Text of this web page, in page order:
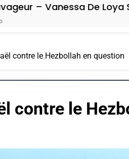
De Loya Stauber
contre le Hezbollah en question
contre le